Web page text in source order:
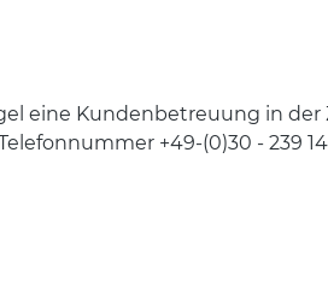
eine Kundenbetreuung in der
+49-(0)30 - 239